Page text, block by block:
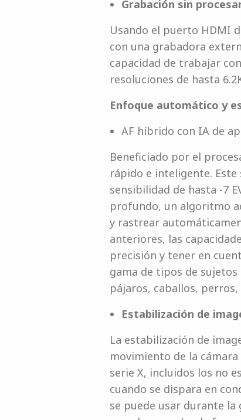
Grabación sin
Usando el puerto HDMI
con una grabadora
capacidad de trabajar
resoluciones de hasta
Enfoque automático y
AF híbrido con IA de
Beneficiado por el
rápido e inteligente.
sensibilidad de hasta -7
profundo, un algoritmo
y rastrear
anteriores, las
precisión y tener en
gama de tipos de
pájaros, caballos, perros,
Estabilización de
La estabilización de
movimiento de la
serie X, incluidos los no
cuando se dispara en
se puede usar durante